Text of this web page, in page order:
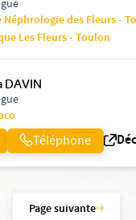
Néphrologie des Fleurs -
Les Fleurs - Toulon
DAVIN
Téléphone
Page suivante